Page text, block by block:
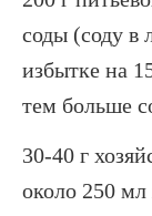
соды (соду в
избытке на
тем больше
30-40 г
около 250